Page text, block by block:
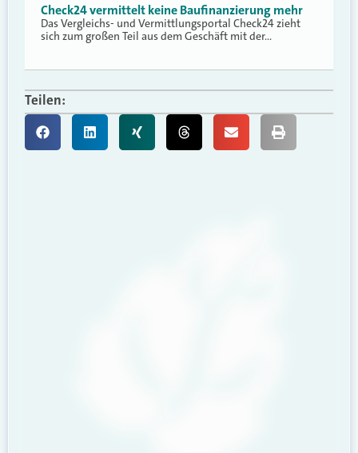
Check24 vermittelt keine Baufinanzierung mehr
Das Vergleichs- und Vermittlungsportal Check24 zieht
sich zum großen Teil aus dem Geschäft mit der…
Teilen: